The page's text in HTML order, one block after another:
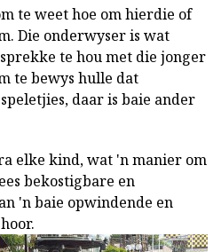
te weet hoe om hierdie of
Die onderwyser is wat
te hou met die jonger
te bewys hulle dat
daar is baie ander
elke kind, wat 'n manier om
bekostigbare en
'n baie opwindende en